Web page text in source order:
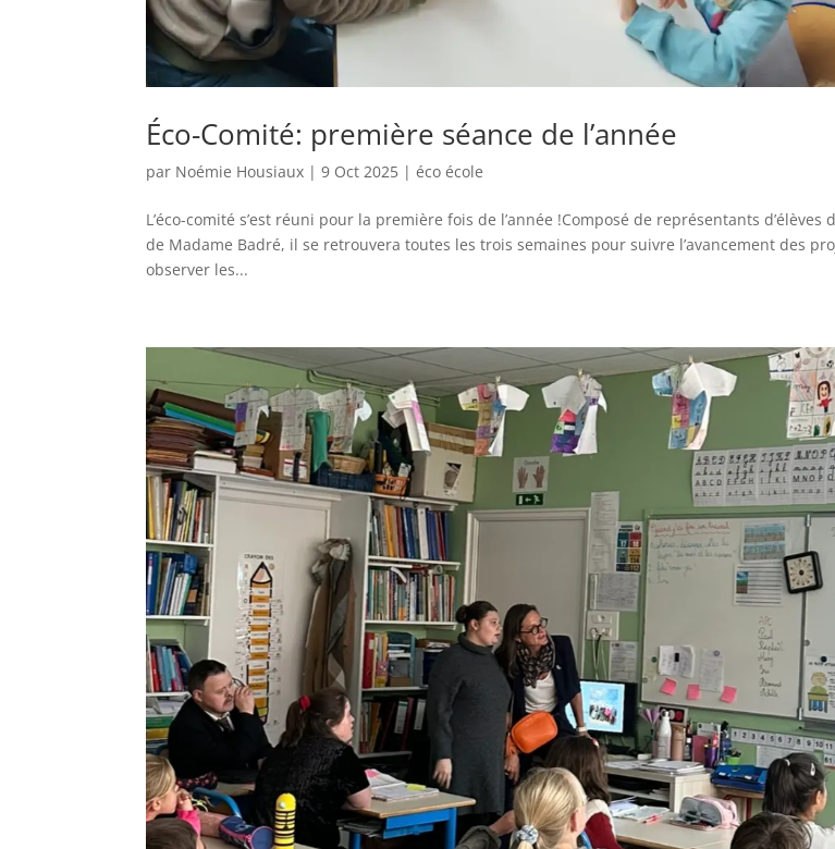
Éco-Comité: première séance de l’année
par Noémie Housiaux |9 Oct 2025 |éco école
L’éco-comité s’est réuni pour la première fois de l’année !Composé de représentants d’élèves
de Madame Badré, il se retrouvera toutes les trois semaines pour suivre l’avancement des
observer les...